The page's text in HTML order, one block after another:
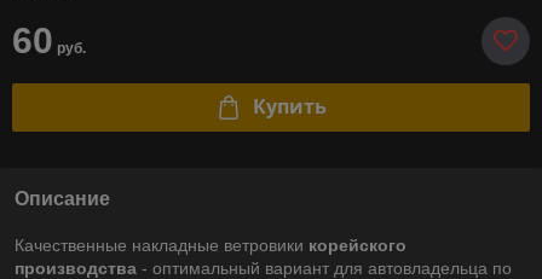
60 руб.
Купить
Описание
Качественные накладные ветровики корейского
производства - оптимальный вариант для автовладельца по